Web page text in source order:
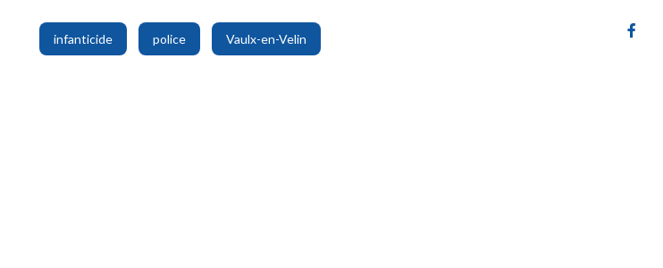
infanticide
,
police
,
Vaulx-en-Velin